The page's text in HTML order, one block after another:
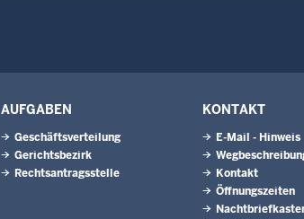
AUFGABEN
Geschäftsverteilung
Gerichtsbezirk
Rechtsantragsstelle
KONTAKT
E-Mail - Hinweis
Kontakt
Öffnungszeiten